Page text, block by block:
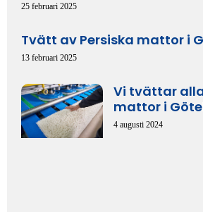
25 februari 2025
Tvätt av Persiska mattor i
13 februari 2025
Vi tvättar
mattor i
4 augusti 2024